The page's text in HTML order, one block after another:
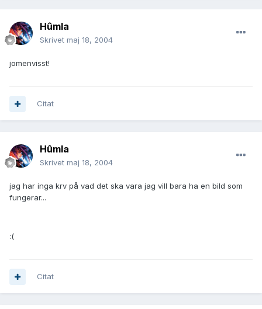
Hûmla
Skrivet maj 18, 2004
jomenvisst!
Citat
Hûmla
Skrivet maj 18, 2004
jag har inga krv på vad det ska vara jag vill bara ha en bild som
fungerar...
:(
Citat